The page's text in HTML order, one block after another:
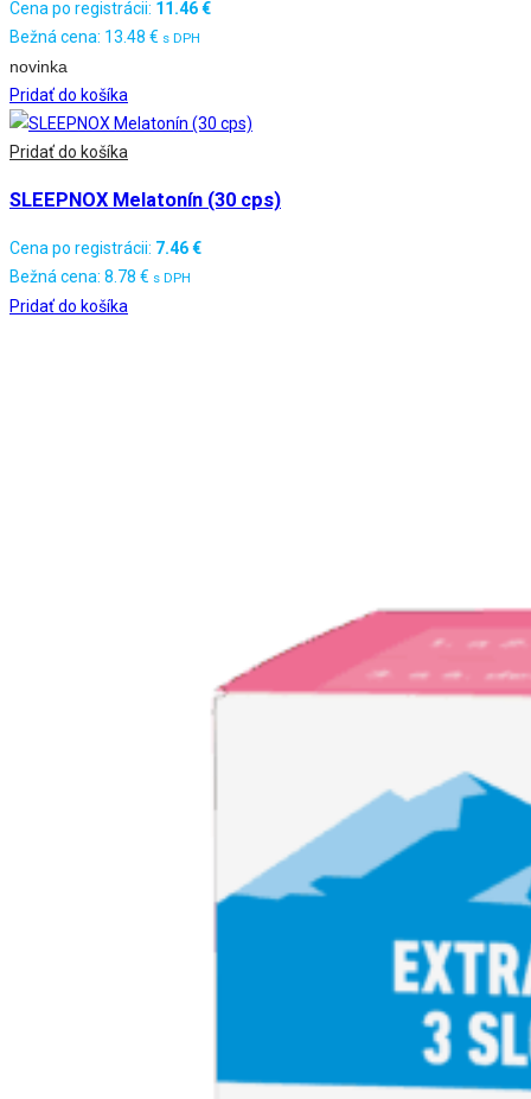
Cena po registrácii: 11.46€
Bežná cena: 13.48 € s DPH
novinka
Pridať do košíka
Pridať do košíka
SLEEPNOX Melatonín (30 cps)
Cena po registrácii: 7.46€
Bežná cena: 8.78 € s DPH
Pridať do košíka